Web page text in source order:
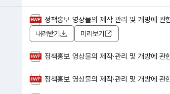
정책홍보 영상물의 제작 관리 및 개방에
내려받기 미리보기
정책홍보 영상물의 제작·관리 및 개방에
정책홍보 영상물의 제작·관리 및 개방에